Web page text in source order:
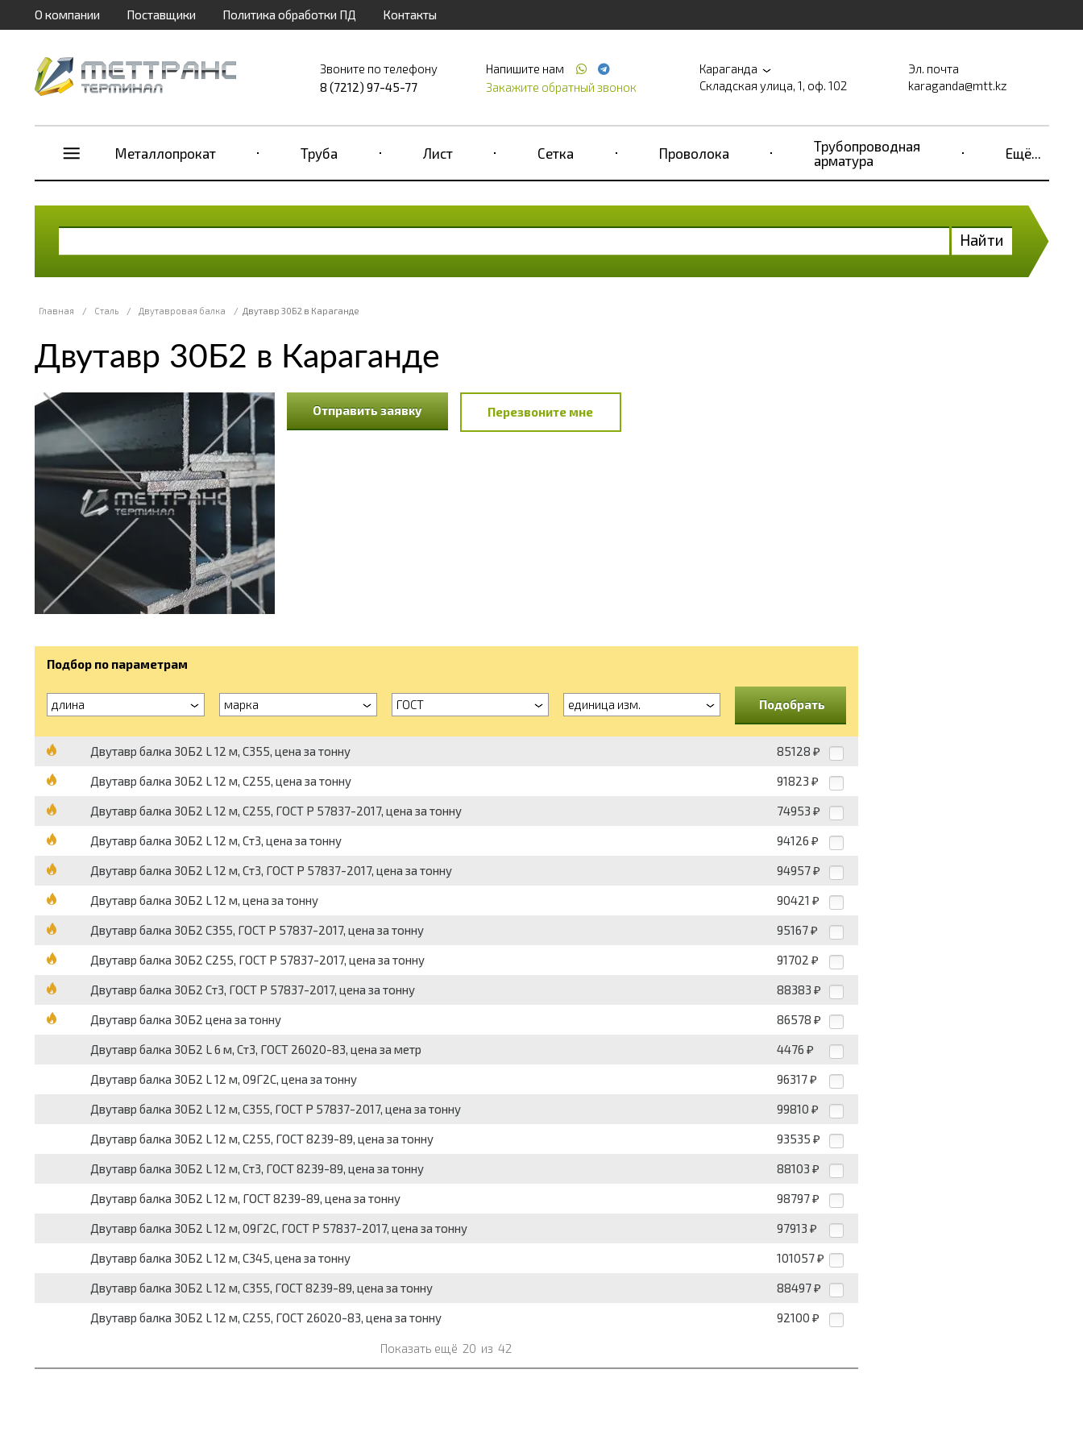
О компании Поставщики Политика обработки ПД Контакты
Звоните по телефону
8 (7212) 97-45-77
Напишите нам
Закажите обратный звонок
Караганда
Складская улица, 1, оф. 102
Эл. почта
karaganda@mtt.kz
Металлопрокат Труба Лист Сетка Проволока
Трубопроводная
арматура
Ещё...
Найти
Главная / Сталь / Двутавровая балка / Двутавр 30Б2 в Караганде
Двутавр 30Б2 в Караганде
Отправить заявку Перезвоните мне
Подбор по параметрам
длина марка ГОСТ единица изм. Подобрать
Двутавр балка 30Б2 L 12 м, С355, цена за тонну 85128 ₽
Двутавр балка 30Б2 L 12 м, С255, цена за тонну 91823 ₽
Двутавр балка 30Б2 L 12 м, С255, ГОСТ Р 57837-2017, цена за тонну 74953 ₽
Двутавр балка 30Б2 L 12 м, Ст3, цена за тонну 94126 ₽
Двутавр балка 30Б2 L 12 м, Ст3, ГОСТ Р 57837-2017, цена за тонну 94957 ₽
Двутавр балка 30Б2 L 12 м, цена за тонну 90421 ₽
Двутавр балка 30Б2 С355, ГОСТ Р 57837-2017, цена за тонну 95167 ₽
Двутавр балка 30Б2 С255, ГОСТ Р 57837-2017, цена за тонну 91702 ₽
Двутавр балка 30Б2 Ст3, ГОСТ Р 57837-2017, цена за тонну 88383 ₽
Двутавр балка 30Б2 цена за тонну 86578 ₽
Двутавр балка 30Б2 L 6 м, Ст3, ГОСТ 26020-83, цена за метр 4476 ₽
Двутавр балка 30Б2 L 12 м, 09Г2С, цена за тонну 96317 ₽
Двутавр балка 30Б2 L 12 м, С355, ГОСТ Р 57837-2017, цена за тонну 99810 ₽
Двутавр балка 30Б2 L 12 м, С255, ГОСТ 8239-89, цена за тонну 93535 ₽
Двутавр балка 30Б2 L 12 м, Ст3, ГОСТ 8239-89, цена за тонну 88103 ₽
Двутавр балка 30Б2 L 12 м, ГОСТ 8239-89, цена за тонну 98797 ₽
Двутавр балка 30Б2 L 12 м, 09Г2С, ГОСТ Р 57837-2017, цена за тонну 97913 ₽
Двутавр балка 30Б2 L 12 м, С345, цена за тонну 101057 ₽
Двутавр балка 30Б2 L 12 м, С355, ГОСТ 8239-89, цена за тонну 88497 ₽
Двутавр балка 30Б2 L 12 м, С255, ГОСТ 26020-83, цена за тонну 92100 ₽
Показать ещё 20 из 42